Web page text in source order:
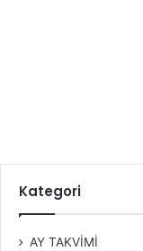
Kategori
AY TAKVİMİ